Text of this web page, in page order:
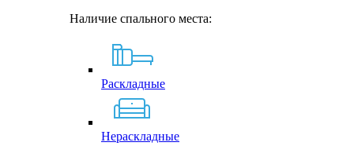
Наличие спального места:
Раскладные
Нераскладные